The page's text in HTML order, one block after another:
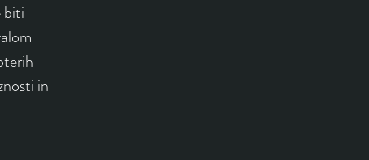
biti
in